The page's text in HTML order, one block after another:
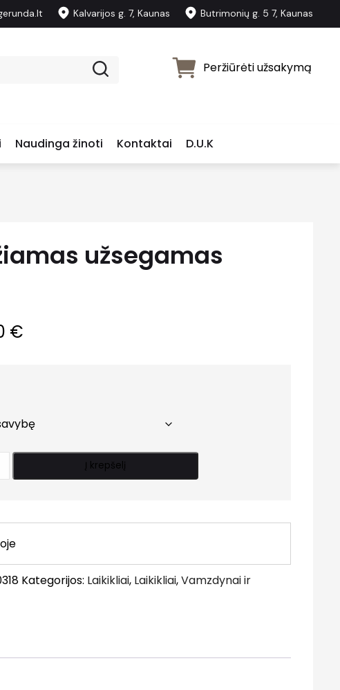
Kalvarijos g. 7, Kaunas Butrimonių g. 5 7, Kaunas
Peržiūrėti užsakymą
Naudinga žinoti Kontaktai D.U.K
užsegamas
€
0.70 €
Į krepšelį
Kategorijos: Laikikliai, Laikikliai,Vamzdynai ir